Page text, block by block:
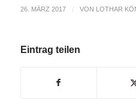
26. MÄRZ 2017 / VON LOTHAR
Eintrag teilen